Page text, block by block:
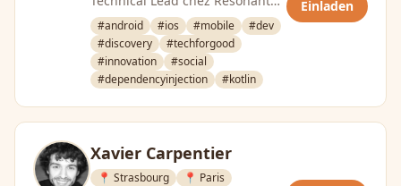
- Lead GDG Nanes Android
#android #ios #mobile
#dev
#discovery
#techforgood
#innovation
#social
#dependencyinjection
#kotlin
Einladen
Xavier Carpentier
📍 Strasbourg 📍 Paris